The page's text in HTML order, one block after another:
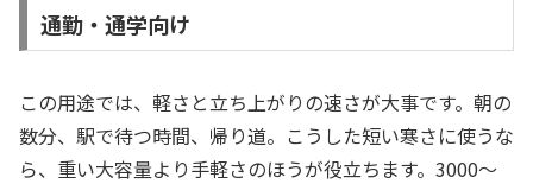
通勤・通学向け
この用途では、軽さと立ち上がりの速さが大事です。朝の
数分、駅で待つ時間、帰り道。こうした短い寒さに使うな
ら、重い大容量より手軽さのほうが役立ちます。3000〜